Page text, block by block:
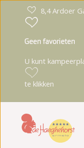
8,4 Ardoer
Geen favorieten
U kunt
te klikken